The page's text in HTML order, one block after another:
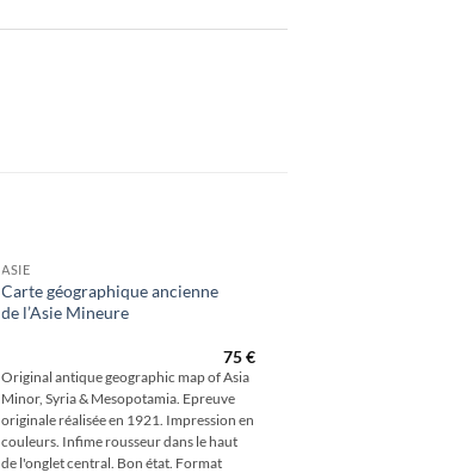
ASIE
Carte géographique ancienne
de l’Asie Mineure
75€
Original antique geographic map of Asia
Minor, Syria & Mesopotamia. Epreuve
originale réalisée en 1921. Impression en
couleurs. Infime rousseur dans le haut
de l'onglet central. Bon état. Format